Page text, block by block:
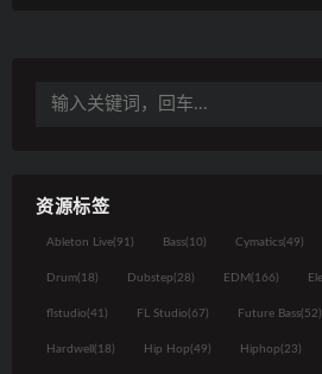
资源标签
Ableton Live(91) Bass(10) Cymatics(49)
Drum(18) Dubstep(28) EDM(166)
flstudio(41) FL Studio(67) Future Bass(52)
Hardwell (18) Hip Hop(49) Hiphop(23)